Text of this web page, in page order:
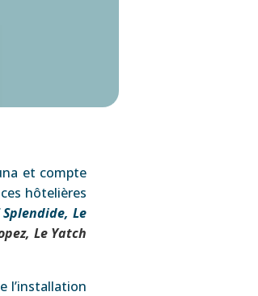
et compte
hôtelières
Le
Le Yatch
l’installation